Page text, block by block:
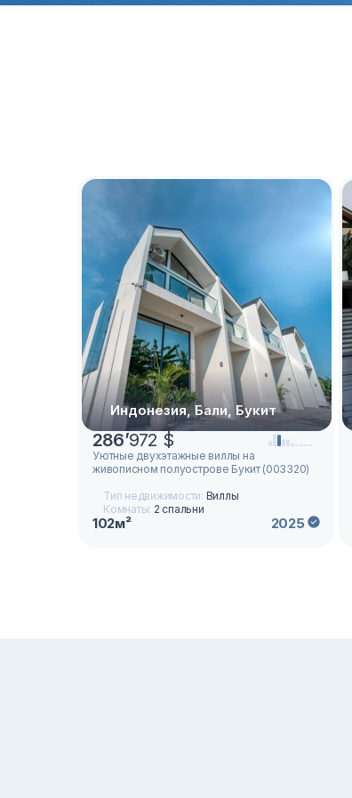
Индонезия, Бали, Букит
286’972 $
Уютные двухэтажные виллы на
живописном полуострове Букит (003320)
Тип недвижимости: Виллы
Комнаты: 2 спальни
102м² 2025